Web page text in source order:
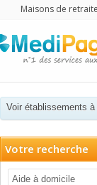
Maisons de retraite
Voir établissements
Votre recherche
Aide à domicile